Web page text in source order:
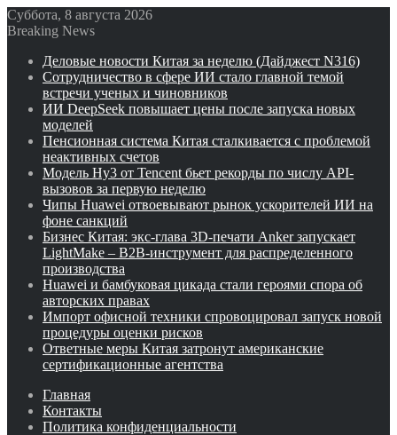
Суббота, 8 августа 2026
Breaking News
Деловые новости Китая за неделю (Дайджест N316)
Сотрудничество в сфере ИИ стало главной темой
встречи ученых и чиновников
ИИ DeepSeek повышает цены после запуска новых
моделей
Пенсионная система Китая сталкивается с проблемой
неактивных счетов
Модель Hy3 от Tencent бьет рекорды по числу API-
вызовов за первую неделю
Чипы Huawei отвоевывают рынок ускорителей ИИ на
фоне санкций
Бизнес Китая: экс-глава 3D-печати Anker запускает
LightMake – B2B-инструмент для распределенного
производства
Huawei и бамбуковая цикада стали героями спора об
авторских правах
Импорт офисной техники спровоцировал запуск новой
процедуры оценки рисков
Ответные меры Китая затронут американские
сертификационные агентства
Главная
Контакты
Политика конфиденциальности